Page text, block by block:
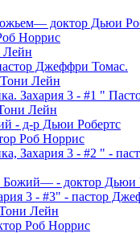
доктор Дьюи
Норрис
Лейн
Джеффри Томас.
Лейн
Захария 3 - #1 "
Лейн
- д-р Дьюи Робертс
Роб Норрис
Захария 3 - #2 " -
Божий— - доктор Дьюи
3 - #3" - пастор
Лейн
Роб Норрис